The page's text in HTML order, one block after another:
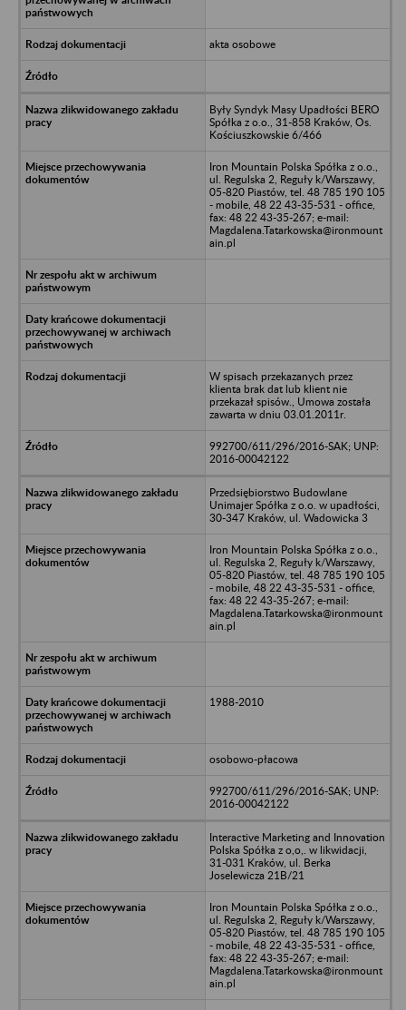
akta osobowe
Były Syndyk Masy Upadłości BERO
Spółka z o.o., 31-858 Kraków, Os.
Kościuszkowskie 6/466
Iron Mountain Polska Spółka z o.o.,
ul. Regulska 2, Reguły k/Warszawy,
05-820 Piastów, tel. 48 785 190 105
- mobile, 48 22 43-35-531 - office,
fax: 48 22 43-35-267; e-mail:
Magdalena.Tatarkowska@ironmount
ain.pl
W spisach przekazanych przez
klienta brak dat lub klient nie
przekazał spisów., Umowa została
zawarta w dniu 03.01.2011r.
992700/611/296/2016-SAK; UNP:
2016-00042122
Przedsiębiorstwo Budowlane
Unimajer Spółka z o.o. w upadłości,
30-347 Kraków, ul. Wadowicka 3
Iron Mountain Polska Spółka z o.o.,
ul. Regulska 2, Reguły k/Warszawy,
05-820 Piastów, tel. 48 785 190 105
- mobile, 48 22 43-35-531 - office,
fax: 48 22 43-35-267; e-mail:
Magdalena.Tatarkowska@ironmount
ain.pl
1988-2010
osobowo-płacowa
992700/611/296/2016-SAK; UNP:
2016-00042122
Interactive Marketing and Innovation
Polska Spółka z o,o,. w likwidacji,
31-031 Kraków, ul. Berka
Joselewicza 21B/21
Iron Mountain Polska Spółka z o.o.,
ul. Regulska 2, Reguły k/Warszawy,
05-820 Piastów, tel. 48 785 190 105
- mobile, 48 22 43-35-531 - office,
fax: 48 22 43-35-267; e-mail:
Magdalena.Tatarkowska@ironmount
ain.pl